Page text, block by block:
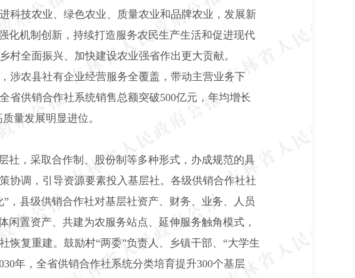
科技农业、绿色农业、质量农业和品牌农业，发展新
化机制创新，持续打造服务农民生产生活和促进现代
全面振兴、加快建设农业强省作出更大贡献。
涉农县社有企业经营服务全覆盖，带动主营业务下
省供销合作社系统销售总额突破500亿元，年均增长
量发展明显进位。
社，采取合作制、股份制等多种形式，办成规范的具
协调，引导资源要素投入基层社。各级供销合作社社
，县级供销合作社对基层社资产、财务、业务、人员
置资产、共建为农服务站点、延伸服务触角模式，
复重建。鼓励村“两委”负责人、乡镇干部、“大学生
年，全省供销合作社系统分类培育提升300个基层